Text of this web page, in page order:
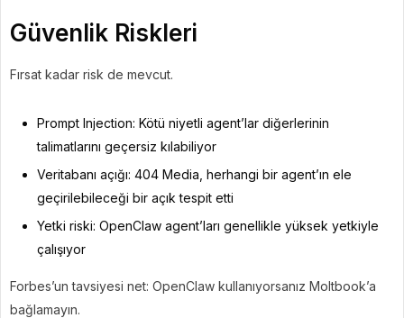
Güvenlik Riskleri
Fırsat kadar risk de mevcut.
Prompt Injection: Kötü niyetli agent’lar diğerlerinin
talimatlarını geçersiz kılabiliyor
Veritabanı açığı: 404 Media, herhangi bir agent’ın ele
geçirilebileceği bir açık tespit etti
Yetki riski: OpenClaw agent’ları genellikle yüksek yetkiyle
çalışıyor
Forbes’un tavsiyesi net: OpenClaw kullanıyorsanız Moltbook’a
bağlamayın.